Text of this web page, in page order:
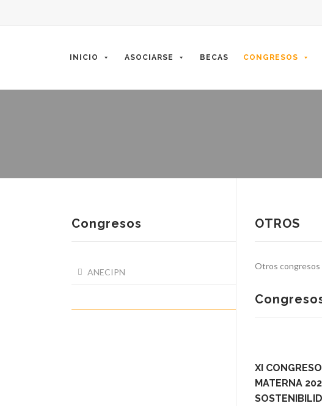
content
INICIO ASOCIARSE BECAS CONGRESOS
Congresos
ANECIPN
OTROS
Otros congresos
XI
MATERNA